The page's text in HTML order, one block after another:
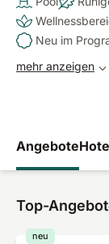
Neu im
mehr anzeigen
Angebote
Top-
neu